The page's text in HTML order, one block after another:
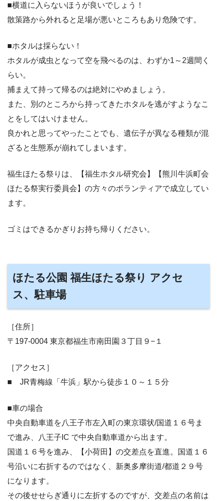
■横道に入らないほうが良いでしょう！
散策路から外れると足場が悪いところもあり危険です。
■ホタルは採らない！
ホタルが成虫となって空を飛べるのは、わずか1～2週間く
らい。
捕まえて持って帰るのは絶対にやめましょう。
また、別のところから持ってきたホタルを逃がすようなこ
とをしてはいけません。
良かれと思ってやったことでも、遺伝子が異なる種類が混
ざると生態系が崩れてしまいます。
福生ほたる祭りは、【福生ホタル研究会】【熊川牛浜町会
ほたる祭実行委員会】の方々のボランティアで成立してい
ます。
ゴミはできるかぎりお持ち帰りください。
ほたる公園 福生ほたる祭り アクセ
ス、駐車場
［住所］
〒197-0004 東京都福生市南田園３丁目９−１
［アクセス］
■ JR青梅線「牛浜」駅から徒歩１０～１５分
■車の場合
中央自動車道を八王子市左入町の東京環状/国道１６号ま
で進み、八王子IC で中央自動車道から出ます。
国道１６号を進み、【小荷田】の交差点を直進。国道１６
号沿いに右折するのではなく、 新奥多摩街道/都道２９号
になります。
その後せせらぎ通りに左折するのですが、交差点の名前は